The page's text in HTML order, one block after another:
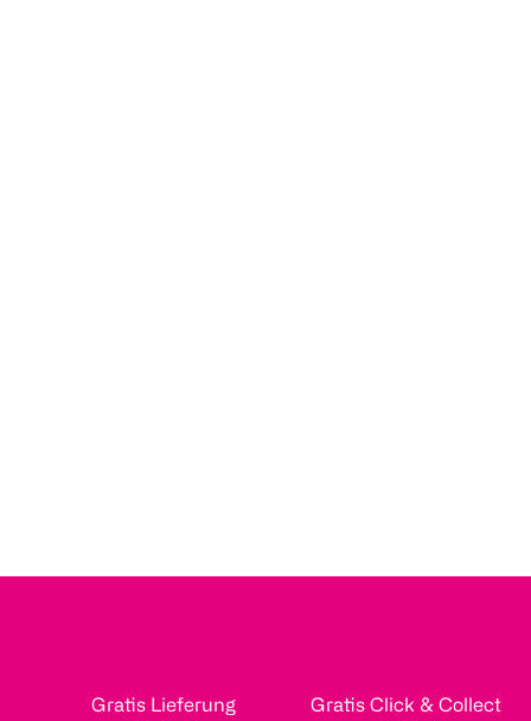
Gratis Lieferung
Gratis Click & Collect